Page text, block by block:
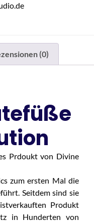
(0)
Prdoukt von Divine
zum ersten Mal die
Seitdem sind sie
Produkt
in Hunderten von